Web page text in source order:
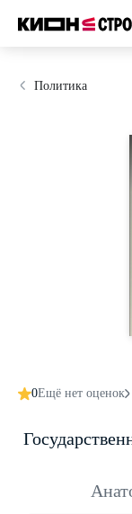
Политика
0Ещё нет оценок